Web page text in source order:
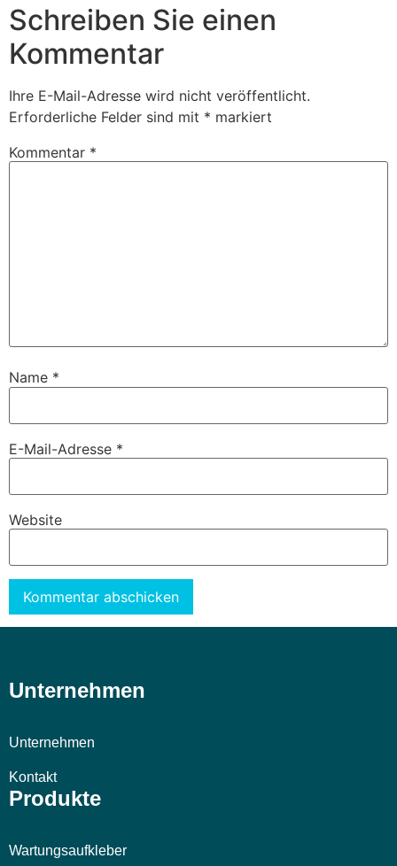
Schreiben Sie einen
Kommentar
Ihre E-Mail-Adresse wird nicht veröffentlicht.
Erforderliche Felder sind mit * markiert
Kommentar *
Name *
E-Mail-Adresse *
Website
Unternehmen
Unternehmen
Kontakt
Produkte
Wartungsaufkleber